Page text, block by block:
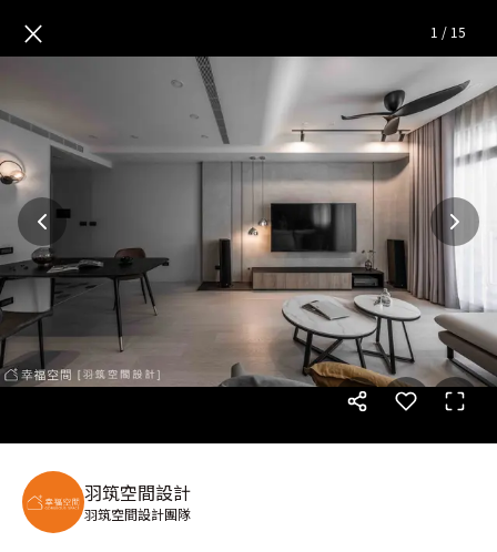
賦居 灰色│現代風│30坪 —
× 1 / 15
羽筑空間設計
羽筑空間設計團隊